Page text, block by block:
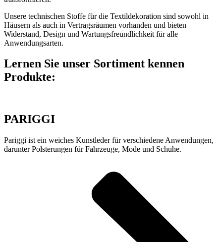
Unsere technischen Stoffe für die Textildekoration sind sowohl in
Häusern als auch in Vertragsräumen vorhanden und bieten
Widerstand, Design und Wartungsfreundlichkeit für alle
Anwendungsarten.
Lernen Sie unser Sortiment kennen
Produkte:
PARIGGI
Pariggi ist ein weiches Kunstleder für verschiedene Anwendungen,
darunter Polsterungen für Fahrzeuge, Mode und Schuhe.